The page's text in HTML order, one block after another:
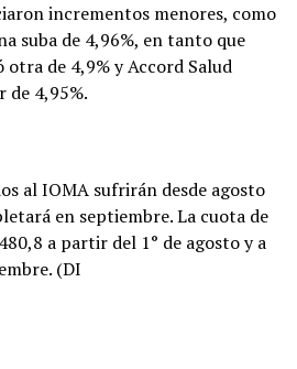
incrementos menores, como
suba de 4,96%, en tanto que
otra de 4,9% y Accord Salud
de 4,95%.
al IOMA sufrirán desde agosto
en septiembre. La cuota de
a partir del 1° de agosto y a
(DI